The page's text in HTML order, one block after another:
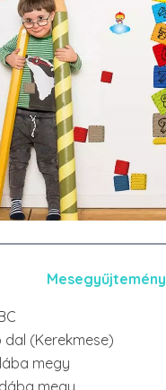
Mesegyűjtemény
dal (Kerekmese)
megy